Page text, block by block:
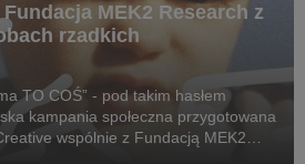
MEK2 Research z
rzadkich
TO COŚ” - pod takim hasłem
kampania społeczna przygotowana
wspólnie z Fundacją MEK2